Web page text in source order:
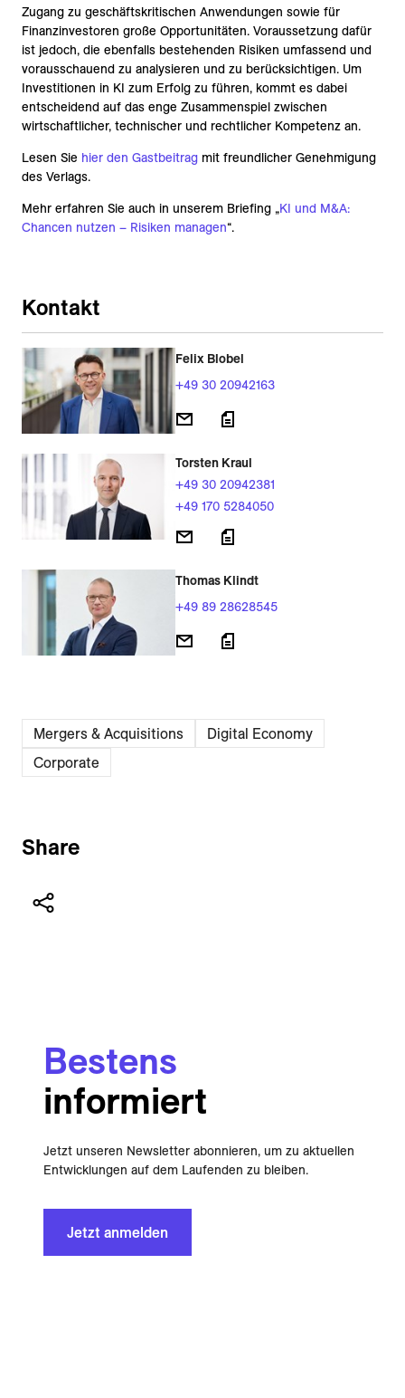
Zugang zu geschäftskritischen Anwendungen sowie für
Finanzinvestoren große Opportunitäten. Voraussetzung dafür
ist jedoch, die ebenfalls bestehenden Risiken umfassend und
vorausschauend zu analysieren und zu berücksichtigen. Um
Investitionen in KI zum Erfolg zu führen, kommt es dabei
entscheidend auf das enge Zusammenspiel zwischen
wirtschaftlicher, technischer und rechtlicher Kompetenz an.
Lesen Sie hier den Gastbeitrag mit freundlicher Genehmigung
des Verlags.
Mehr erfahren Sie auch in unserem Briefing „KI und M&A:
Chancen nutzen – Risiken managen“.
Kontakt
Felix Blobel
+49 30 20942163
Torsten Kraul
+49 30 20942381
+49 170 5284050
Thomas Klindt
+49 89 28628545
Mergers & Acquisitions
Digital Economy
Corporate
Share
Bestens
informiert
Jetzt unseren Newsletter abonnieren, um zu aktuellen
Entwicklungen auf dem Laufenden zu bleiben.
Jetzt anmelden